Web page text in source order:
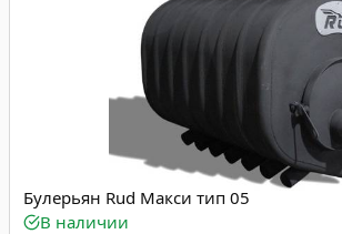
Булерьян Rud Макси тип 05
В наличии